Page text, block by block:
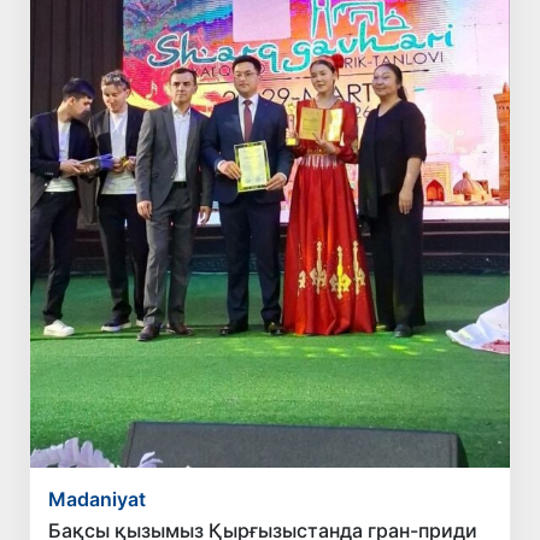
Madaniyat
Бақсы қызымыз Қырғызыстанда гран-приди